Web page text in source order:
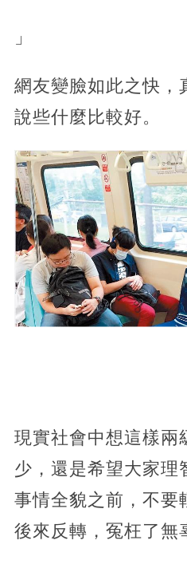
」
網友變臉如此之快，
說些什麼比較好。
現實社會中想這樣兩
少，還是希望大家理
事情全貌之前，不要
後來反轉，冤枉了無